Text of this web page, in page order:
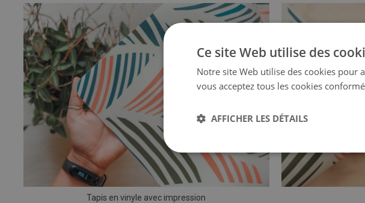
Tapis en vinyle avec impression
Ce site Web utilise des
Notre site Web utilise des cookies pour
vous acceptez tous les cookies
AFFICHER LES DÉTAILS